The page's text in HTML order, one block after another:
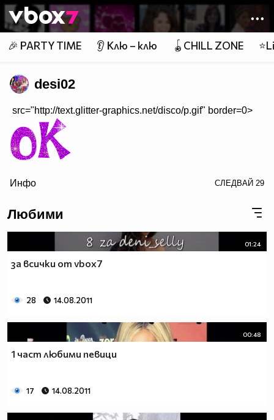
Member of
👾
🎉 PARTY TIME 👂 Клю – клю 🪀CHILL ZONE
desi02
src="http://text.glitter-graphics.net/disco/p.gif" border=0>
Инфо СЛЕДВАЙ 29
Любими
01:24
за всички от vbox7
28 14.08.2011
00:48
1 част любими певици
17 14.08.2011